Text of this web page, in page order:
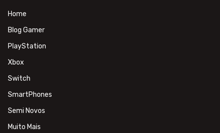
Home
Blog Gamer
PlayStation
Xbox
Switch
SmartPhones
Semi Novos
Muito Mais